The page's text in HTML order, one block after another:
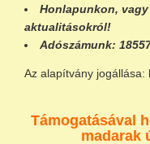
Honlapunkon, vagy
aktualitásokról!
Adószámunk:
Az alapítvány jogállása:
Támogatásával
madarak